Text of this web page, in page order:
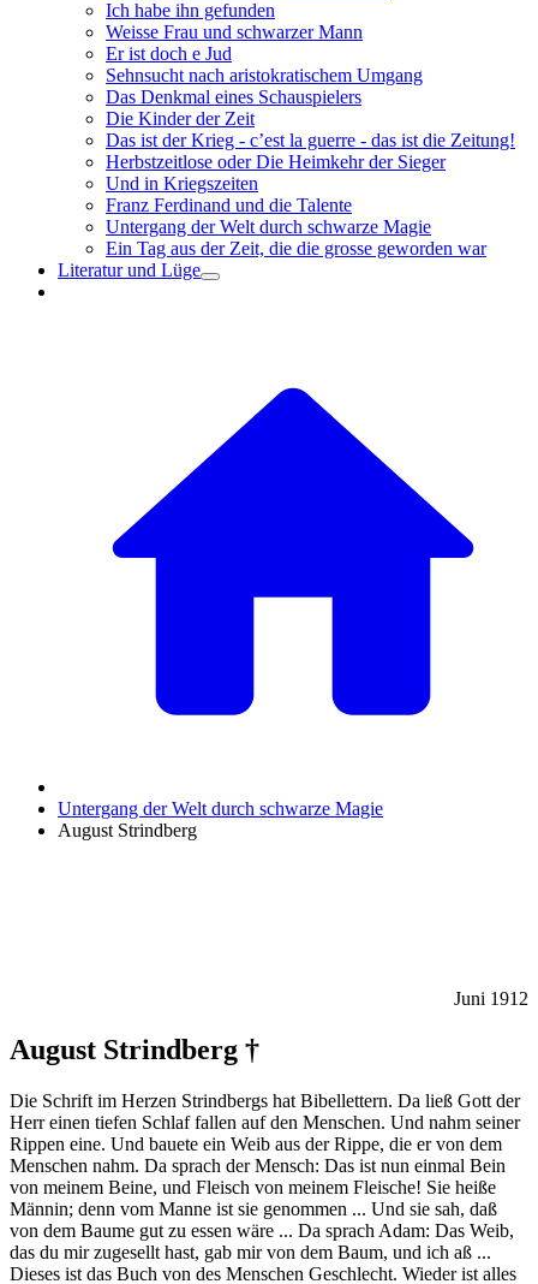
Ich habe ihn gefunden
Weisse Frau und schwarzer Mann
Er ist doch e Jud
Sehnsucht nach aristokratischem Umgang
Das Denkmal eines Schauspielers
Die Kinder der Zeit
Das ist der Krieg - c’est la guerre - das ist die Zeitung!
Herbstzeitlose oder Die Heimkehr der Sieger
Und in Kriegszeiten
Franz Ferdinand und die Talente
Untergang der Welt durch schwarze Magie
Ein Tag aus der Zeit, die die grosse geworden war
Literatur und Lüge
Untergang der Welt durch schwarze Magie
August Strindberg
Juni 1912
August Strindberg †
Die Schrift im Herzen Strindbergs hat Bibellettern. Da ließ Gott der
Herr einen tiefen Schlaf fallen auf den Menschen. Und nahm seiner
Rippen eine. Und bauete ein Weib aus der Rippe, die er von dem
Menschen nahm. Da sprach der Mensch: Das ist nun einmal Bein
von meinem Beine, und Fleisch von meinem Fleische! Sie heiße
Männin; denn vom Manne ist sie genommen ... Und sie sah, daß
von dem Baume gut zu essen wäre ... Da sprach Adam: Das Weib,
das du mir zugesellt hast, gab mir von dem Baum, und ich aß ...
Dieses ist das Buch von des Menschen Geschlecht. Wieder ist alles